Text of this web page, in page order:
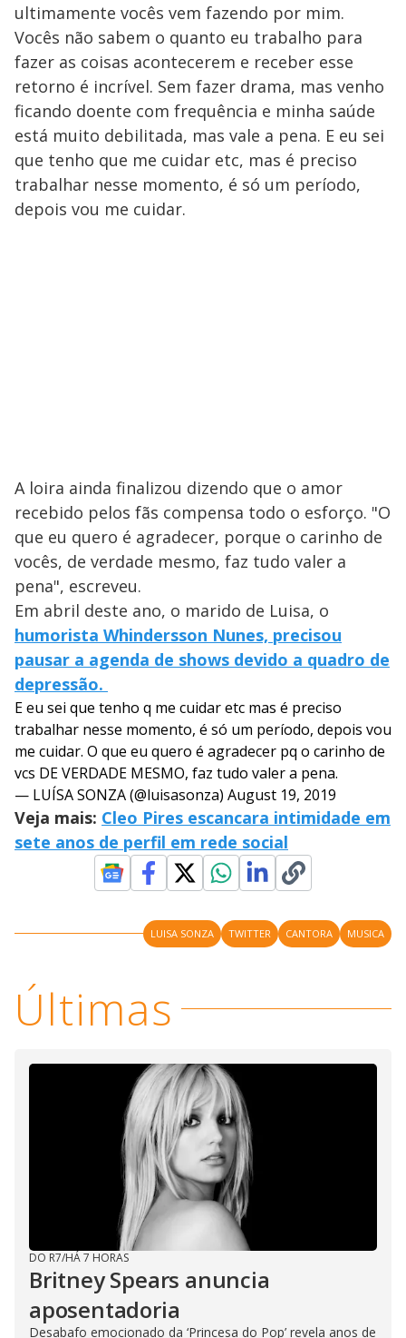
ultimamente vocês vem fazendo por mim.
Vocês não sabem o quanto eu trabalho para
fazer as coisas acontecerem e receber esse
retorno é incrível. Sem fazer drama, mas venho
ficando doente com frequência e minha saúde
está muito debilitada, mas vale a pena. E eu sei
que tenho que me cuidar etc, mas é preciso
trabalhar nesse momento, é só um período,
depois vou me cuidar.
A loira ainda finalizou dizendo que o amor
recebido pelos fãs compensa todo o esforço. "O
que eu quero é agradecer, porque o carinho de
vocês, de verdade mesmo, faz tudo valer a
pena", escreveu.
Em abril deste ano, o marido de Luisa, o
humorista Whindersson Nunes, precisou
pausar a agenda de shows devido a quadro de
depressão.
E eu sei que tenho q me cuidar etc mas é preciso
trabalhar nesse momento, é só um período, depois vou
me cuidar. O que eu quero é agradecer pq o carinho de
vcs DE VERDADE MESMO, faz tudo valer a pena.
— LUÍSA SONZA (@luisasonza) August 19, 2019
Veja mais: Cleo Pires escancara intimidade em
sete anos de perfil em rede social
LUISA SONZA TWITTER CANTORA MUSICA
Últimas
DO R7/HÁ 7 HORAS
Britney Spears anuncia
aposentadoria
Desabafo emocionado da ‘Princesa do Pop’ revela anos de